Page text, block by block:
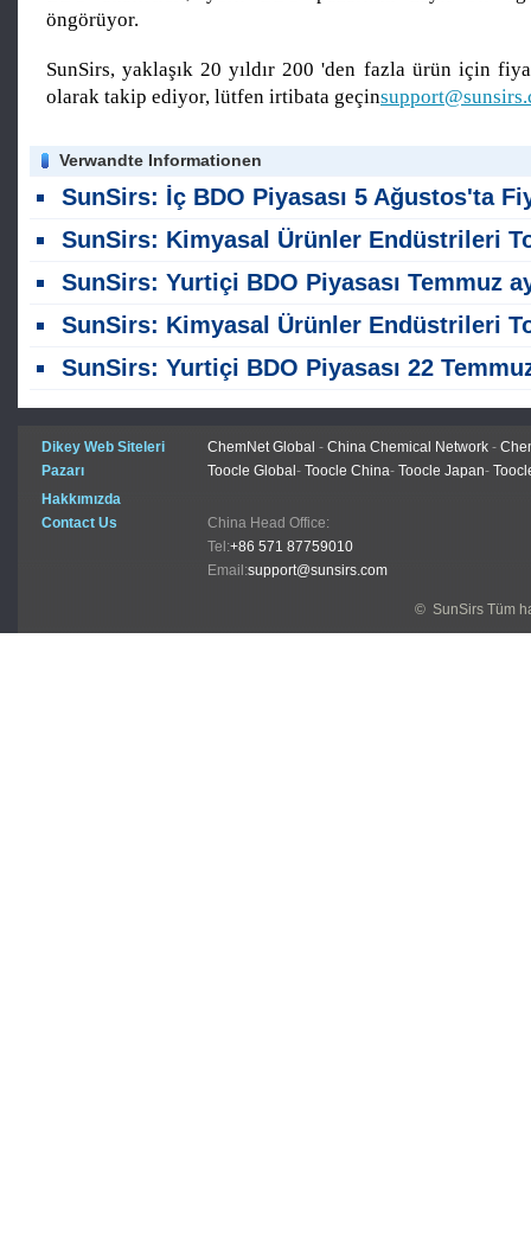
öngörüyor.
SunSirs, yaklaşık 20 yıldır 200 'den fazla ürün için
olarak takip ediyor, lütfen irtibata geçin
Verwandte Informationen
SunSirs: İç BDO Piyasası 5 Ağustos'ta Fiyat Seviyelerinde Dar Dalgalanmalar
SunSirs: Kimyasal Ürünler Endüstrileri Toplu Emtia İstihbaratı (5 Ağustos
SunSirs: Yurtiçi BDO Piyasası Temmuz ayında Hafif Bir İyileşme
SunSirs: Kimyasal Ürünler Endüstrileri Toplu Emtia İstihbaratı (23 Temmuz
SunSirs: Yurtiçi BDO Piyasası 22 Temmuz ' da Sessiz ve Istikrarlı
Dikey Web Siteleri ChemNet Global - China Chemical Network -
Pazarı
Toocle Global- Toocle China- Toocle Japan-
Hakkımızda
Contact Us
China Head Office:
Tel:+86 571 87759010
Email:support@sunsirs.com
© SunSirs Tüm